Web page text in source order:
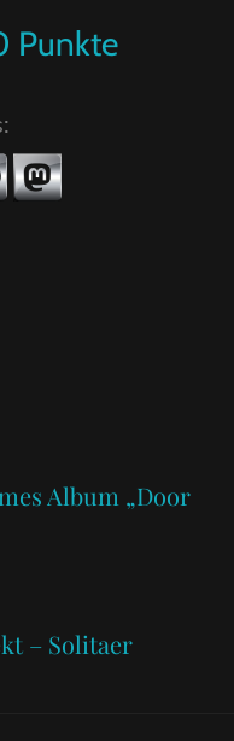
Punkte
Album „Door
– Solitaer